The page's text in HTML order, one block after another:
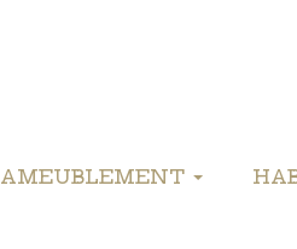
AMEUBLEMENT